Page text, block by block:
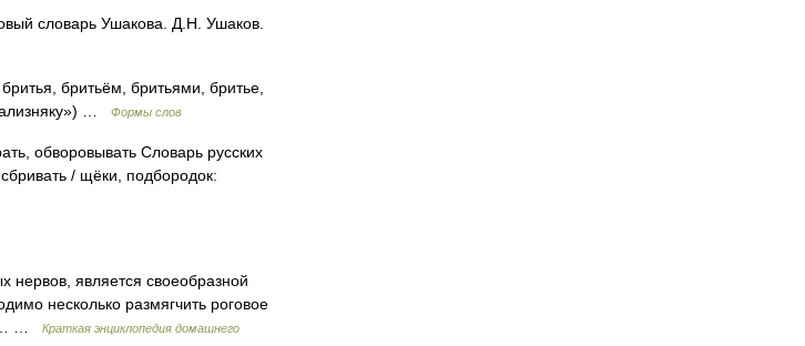
словарь Ушакова. Д.Н. Ушаков.
бритьём, бритьями, бритье,
…
Формы слов
обворовывать Словарь русских
/ щёки, подбородок:
является своеобразной
несколько размягчить роговое
…
Краткая энциклопедия домашнего